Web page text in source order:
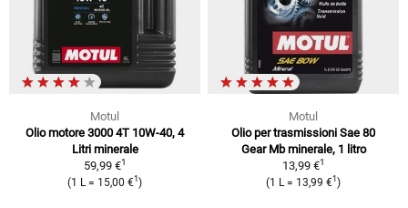
Motul
Olio motore 3000 4T 10W-40, 4
Litri minerale
59,99 €1
(1 L = 15,00 €1 )
Motul
Olio per trasmissioni Sae 80
Gear Mb minerale, 1 litro
13,99 €1
(1 L = 13,99 €1 )